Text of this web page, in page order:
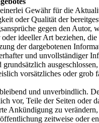
Gewähr für die
oder Qualität der
gegen den Autor,
ideeller Art beziehen,
der dargebotenen
und unvollständiger
vorsätzliches oder grob
und unverbindlich.
vor, Teile der Seiten oder
Ankündigung zu verändern,
zeitweise oder